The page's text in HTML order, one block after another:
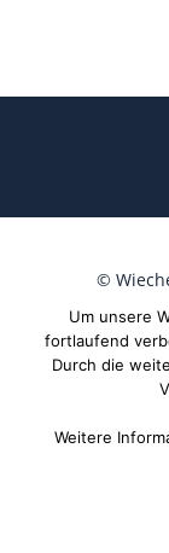
©
Um unsere
fortlaufend
Durch die
Weitere